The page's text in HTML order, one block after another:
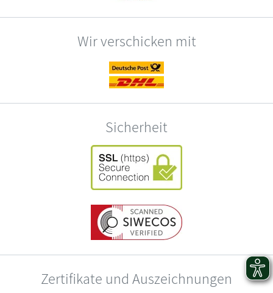
Wir verschicken mit
Sicherheit
Zertifikate und Auszeichnungen